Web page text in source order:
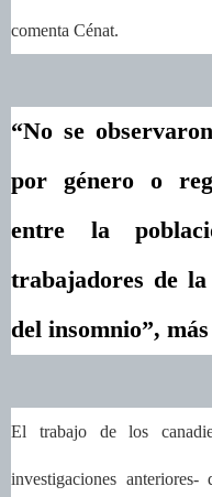
comenta Cénat.
“No se
por género o
entre la
trabajadores de
del insomnio”,
El trabajo de los
investigaciones